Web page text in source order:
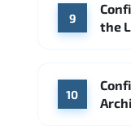
9
the
10